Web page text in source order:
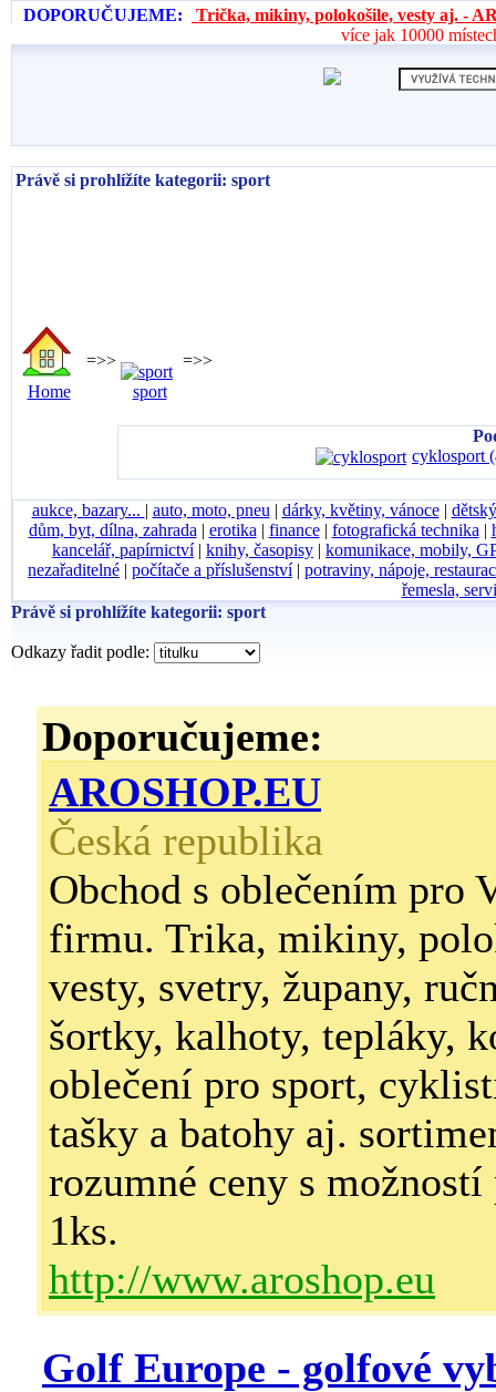
DOPORUČUJEME:
Trička, mikiny, polokošile, vesty aj. -
více jak 10000
Právě si prohlížíte kategorii: sport
Home
=>>
sport
=>>
cyklosport
aukce, bazary... | auto, moto, pneu | dárky, květiny, vánoce|
dům, byt, dílna, zahrada | erotika | finance| fotografická technika |
kancelář, papírnictví| knihy, časopisy | komunikace, mobily,
nezařaditelné | počítače a příslušenství| potraviny, nápoje,
řemesla,
Právě si prohlížíte kategorii: sport
Odkazy řadit podle:
Doporučujeme:
AROSHOP.EU
Česká republika
Obchod s oblečením pro
firmu. Trika, mikiny,
vesty, svetry, župany,
šortky, kalhoty, tepláky,
oblečení pro sport,
tašky a batohy aj.
rozumné ceny s
1ks.
http://www.aroshop.eu
Golf Europe - golfové